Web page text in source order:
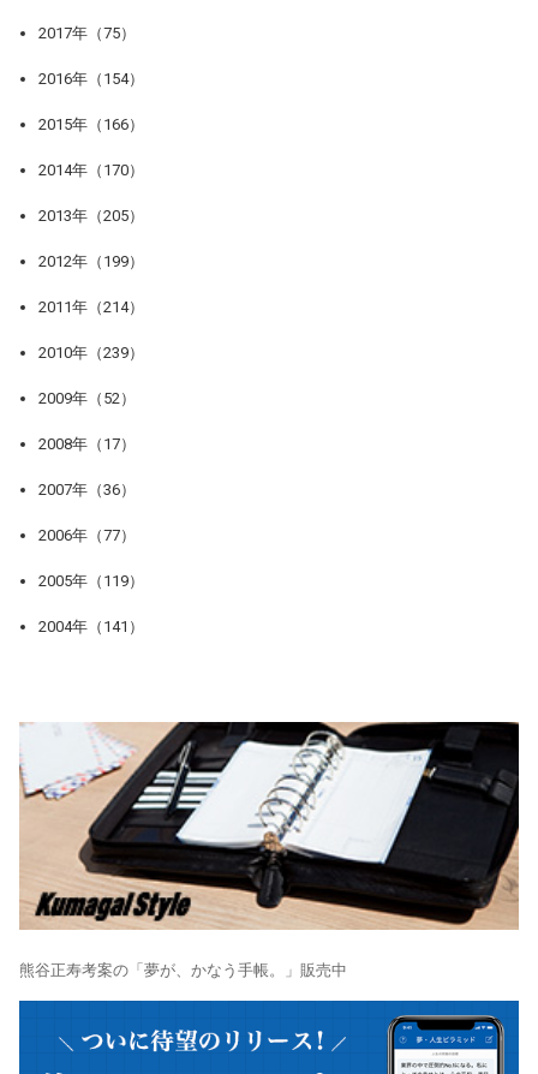
2017年（75）
2016年（154）
2015年（166）
2014年（170）
2013年（205）
2012年（199）
2011年（214）
2010年（239）
2009年（52）
2008年（17）
2007年（36）
2006年（77）
2005年（119）
2004年（141）
熊谷正寿考案の「夢が、かなう手帳。」販売中